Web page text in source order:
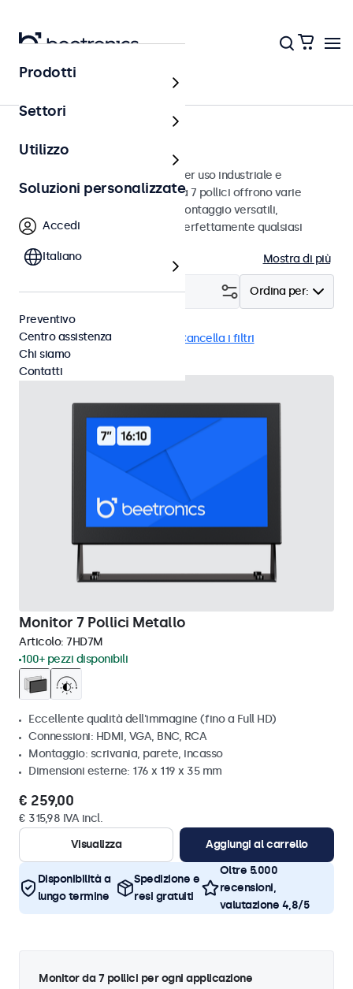
Monitor
Monitor da 7 pollici
Monitor da 7 pollici progettati per uso industriale e
commerciale. Questi monitor da 7 pollici offrono varie
connessioni video e opzioni di montaggio versatili,
consentendo loro di integrarsi perfettamente qualsiasi
Mostra di più
Ordina per:
Filtro (1)
Monitor 7 pollici Cancella i filtri
Monitor 7 Pollici Metallo
Articolo: 7HD7M
100+ pezzi disponibili
Eccellente qualità dell'immagine (fino a Full HD)
Connessioni: HDMI, VGA, BNC, RCA
Montaggio: scrivania, parete, incasso
Dimensioni esterne: 176 x 119 x 35 mm
€ 259,00
€ 315,98 IVA incl.
Visualizza
Aggiungi al carrello
Disponibilità a
lungo termine
Spedizione e
resi gratuiti
Oltre 5.000
recensioni,
valutazione 4,8/5
Monitor da 7 pollici per ogni applicazione
Prodotti
Settori
Utilizzo
Soluzioni personalizzate
Accedi
Italiano
Preventivo
Centro assistenza
Chi siamo
Contatti